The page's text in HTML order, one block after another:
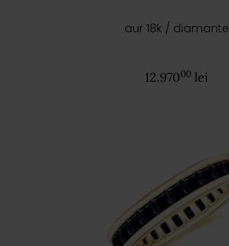
aur 18k / diamante
12.97000 lei